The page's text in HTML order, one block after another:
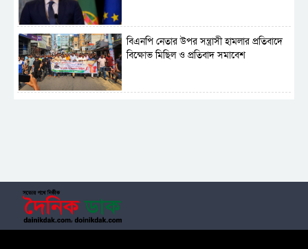
বিএনপি নেতার উপর সন্ত্রাসী হামলার প্রতিবাদে
বিক্ষোভ মিছিল ও প্রতিবাদ সমাবেশ